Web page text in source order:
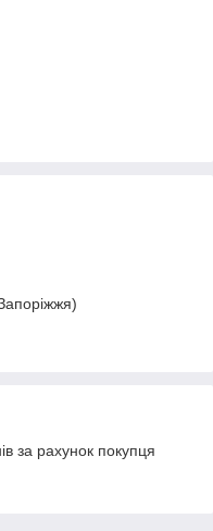
за рахунок покупця